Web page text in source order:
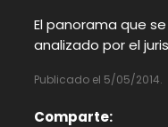
El panorama que
analizado por el
Publicado el 5/05/2014.
Comparte: